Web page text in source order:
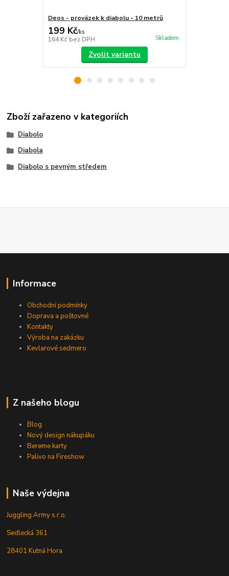
Deos - provázek k diabolu - 10 metrů
199 Kč/ks
164 Kč bez DPH Skladem
Zvolit variantu
Zboží zařazeno v kategoriích
Diabolo
Diabola
Diabolo s pevným středem
Informace
Obchodní podmínky
Doprava a poštovné
Kontakty
Výroba na zakázku
Kevlarové sedmero
Z našeho blogu
Blog
Nový design nákupáku
Bereme karty
Palivo na Fireshow
Naše výdejna
Juggling Army s.r.o.
Sedlecká 361
28401 Kutná Hora